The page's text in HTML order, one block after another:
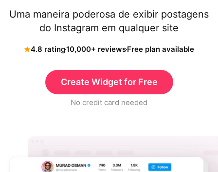
Uma maneira poderosa de exibir postagens
do Instagram em qualquer site
4.8 rating10,000+ reviewsFree plan available
Create Widget for Free
No credit card needed